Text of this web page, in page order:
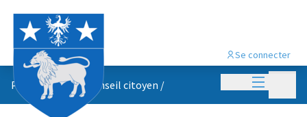
Menu
Se connecter
Propositions du conseil citoyen /